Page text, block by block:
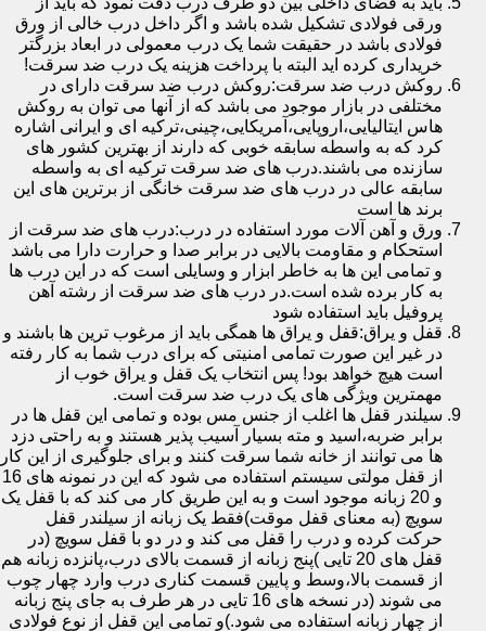
ورقی فولادی تشکیل شده باشد و اگر داخل درب خالی از ورق
فولادی باشد در حقیقت شما یک درب معمولی در ابعاد بزرگتر
خریداری کرده اید البته با پرداخت هزینه یک درب ضد سرقت!
روکش درب ضد سرقت:روکش درب ضد سرقت دارای در
مختلفی در بازار موجود می باشد که از آنها می توان به روکش
هاس ایتالیایی،اروپایی،آمریکایی،چینی،ترکیه ای و ایرانی اشاره
کرد که به واسطه سابقه خوبی که دارند از بهترین کشور های
سازنده می باشند.درب های ضد سرقت ترکیه ای به واسطه
سابقه عالی در درب های ضد سرقت خانگی از برترین های این
برند ها است
ورق و آهن آلات مورد استفاده در درب:درب های ضد سرقت از
استحکام و مقاومت بالایی در برابر صدا و حرارت دارا می باشد
و تمامی این ها به خاطر ابزار و وسایلی است که در این درب ها
به کار برده شده است.در درب های ضد سرقت از رشته آهن
پروفیل باید استفاده شود
قفل و یراق:قفل و یراق ها همگی باید از مرغوب ترین ها باشند و
در غیر این صورت تمامی امنیتی که برای درب شما به کار رفته
است هیچ خواهد بود! پس انتخاب یک قفل و یراق خوب از
مهمترین ویژگی های یک درب ضد سرقت است.
سیلندر قفل ها اغلب از جنس مس بوده و تمامی این قفل ها در
برابر ضربه،اسید و مته بسیار آسیب پذیر هستند و به راحتی دزد
ها می توانند از خانه شما سرقت کنند و برای جلوگیری از این کار
از قفل مولتی سیستم استفاده می شود که این در نمونه های 16
و 20 زبانه موجود است و به این طریق کار می کند که با قفل یک
سویچ (به معنای قفل موقت)فقط یک زبانه از سیلندر قفل
حرکت کرده و درب را قفل می کند و در دو با قفل سویچ (در
قفل های 20 تایی )پنج زبانه از قسمت بالای درب،پانزده زبانه هم
از قسمت بالا،وسط و پایین قسمت کناری درب وارد چهار چوب
می شوند (در نسخه های 16 تایی در هر طرف به جای پنج زبانه
از چهار زبانه استفاده می شود.)و تمامی این قفل از نوع فولادی